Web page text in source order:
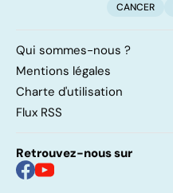
CANCER
Qui sommes-nous ?
Mentions légales
Charte d'utilisation
Flux RSS
Retrouvez-nous sur